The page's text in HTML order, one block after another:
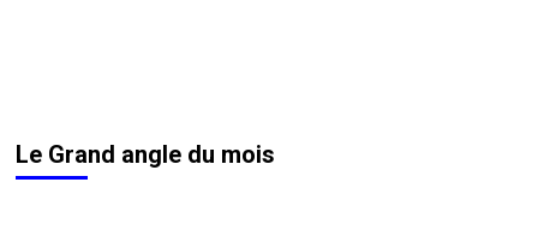
Le Grand angle du mois